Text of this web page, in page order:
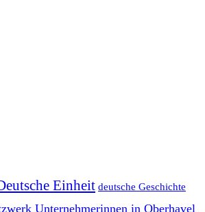
Einheit deutsche Geschichte
Unternehmerinnen in Oberhavel